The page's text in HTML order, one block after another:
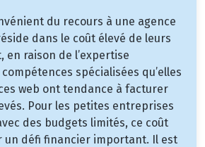
du recours à une agence
dans le coût élevé de leurs
en raison de l’expertise
spécialisées qu’elles
web ont tendance à facturer
Pour les petites entreprises
des budgets limités, ce coût
un défi financier important. Il est